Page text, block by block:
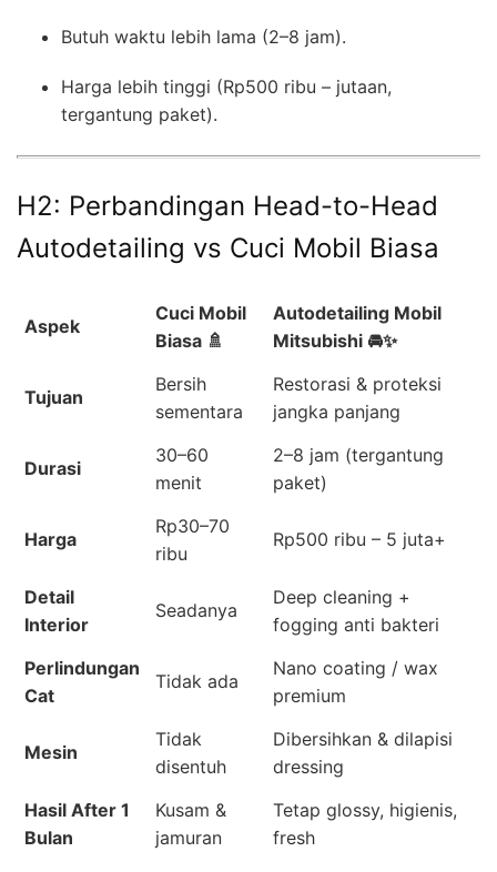
Butuh waktu lebih lama (2–8 jam).
Harga lebih tinggi (Rp500 ribu – jutaan,
tergantung paket).
H2: Perbandingan Head-to-Head
Autodetailing vs Cuci Mobil Biasa
Aspek
Cuci Mobil
Biasa 🚿
Autodetailing Mobil
Mitsubishi 🚘✨
Tujuan
Bersih
sementara
Restorasi & proteksi
jangka panjang
Durasi
30–60
menit
2–8 jam (tergantung
paket)
Harga
Rp30–70
ribu
Rp500 ribu – 5 juta+
Detail
Interior
Seadanya
Deep cleaning +
fogging anti bakteri
Perlindungan
Cat
Tidak ada
Nano coating / wax
premium
Mesin
Tidak
disentuh
Dibersihkan & dilapisi
dressing
Hasil After 1
Bulan
Kusam &
jamuran
Tetap glossy, higienis,
fresh